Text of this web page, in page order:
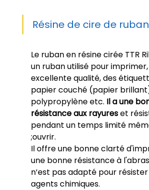
Résine de cire de ruban
Le ruban en résine cirée TTR
un ruban utilisé pour
excellente qualité, des
papier couché (papier
polypropylène etc. Il a une
résistance aux rayures et
pendant un temps limité
;ouvrir.
Il offre une bonne clarté
une bonne résistance à
n’est pas adapté pour
agents chimiques.